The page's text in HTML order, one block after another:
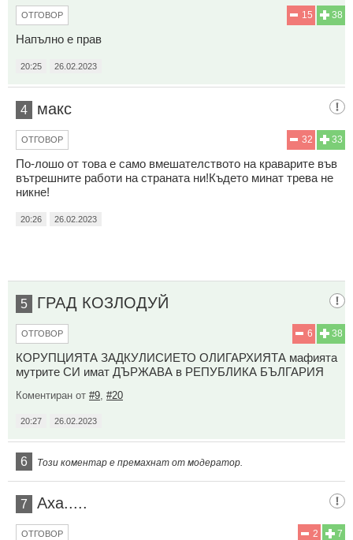
38
15
ОТГОВОР
Напълно е прав
20:25 26.02.2023
4 макс
33
32
ОТГОВОР
По-лошо от това е само вмешателството на краварите във
вътрешните работи на страната ни!Където минат трева не
никне!
20:26 26.02.2023
5 ГРАД КОЗЛОДУЙ
38
6
ОТГОВОР
КОРУПЦИЯТА ЗАДКУЛИСИЕТО ОЛИГАРХИЯТА мафията
мутрите СИ имат ДЪРЖАВА в РЕПУБЛИКА БЪЛГАРИЯ
Коментиран от #9 #20
20:27 26.02.2023
6 Този коментар е премахнат от модератор.
7 Аха.....
7
2
ОТГОВОР